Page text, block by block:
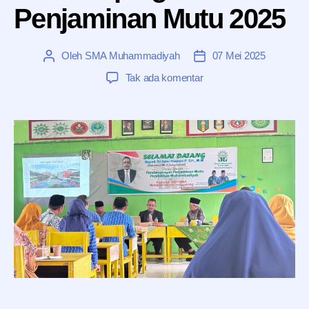
Penjaminan Mutu 2025
Penulis
Oleh SMA Muhammadiyah
Tanggal
07 Mei 2025
Tak ada komentarpada
Mutu
2025